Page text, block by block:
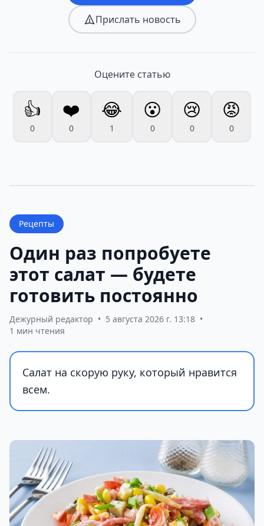
Прислать новость
Оцените статью
👍
0
❤️
0
😂
1
😮
0
😢
0
😡
0
Рецепты
Один раз попробуете
этот салат — будете
готовить постоянно
Дежурный редактор • 5 августа 2026 г. 13:18 •
1 мин чтения
Салат на скорую руку, который нравится
всем.